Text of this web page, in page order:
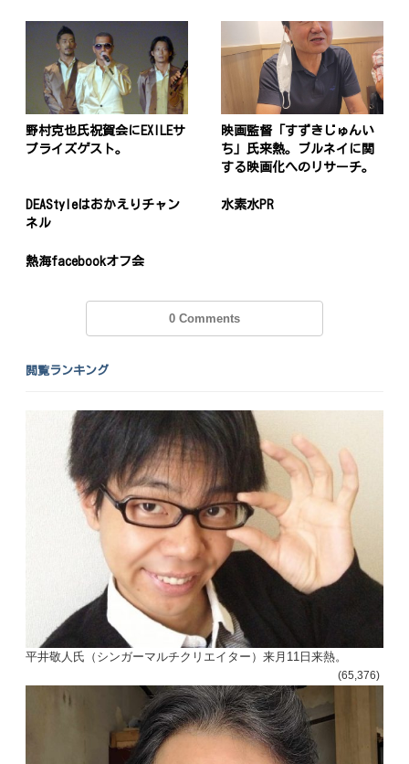
野村克也氏祝賀会にEXILEサ
プライズゲスト。
映画監督「すずきじゅんい
ち」氏来熱。ブルネイに関
する映画化へのリサーチ。
DEAStyleはおかえりチャン
ネル
水素水PR
熱海facebookオフ会
0 Comments
閲覧ランキング
平井敬人氏（シンガーマルチクリエイター）来月11日来熱。
(65,376)